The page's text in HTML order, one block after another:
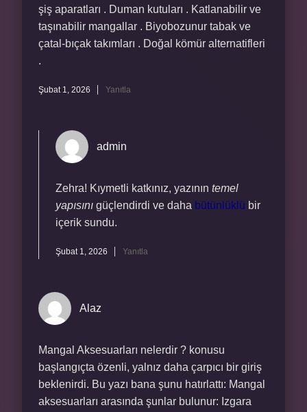
şiş aparatları . Duman kutuları . Katlanabilir ve
taşınabilir mangallar . Biyobozunur tabak ve
çatal-bıçak takımları . Doğal kömür alternatifleri
.
Şubat 1, 2026 Yanıtla
admin
Zehra! Kıymetli katkınız, yazının temel
yapısını güçlendirdi ve daha bütünlüklü bir
içerik sundu.
Şubat 1, 2026 Yanıtla
Alaz
Mangal Aksesuarları nelerdir ? konusu
başlangıçta özenli, yalnız daha çarpıcı bir giriş
beklenirdi. Bu yazı bana şunu hatırlattı: Mangal
aksesuarları arasında şunlar bulunur: Izgara